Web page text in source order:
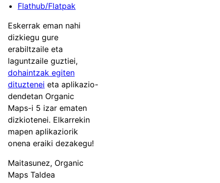
Flathub/Flatpak
Eskerrak eman nahi
dizkiegu gure
erabiltzaile eta
laguntzaile guztiei,
dohaintzak egiten
dituztenei eta aplikazio-
dendetan Organic
Maps-i 5 izar ematen
dizkiotenei. Elkarrekin
mapen aplikaziorik
onena eraiki dezakegu!
Maitasunez, Organic
Maps Taldea